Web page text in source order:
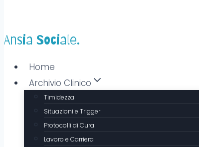
Ansia Sociale.
Home
Archivio Clinico
Timidezza
Situazioni e Trigger
Protocolli di Cura
Lavoro e Carriera